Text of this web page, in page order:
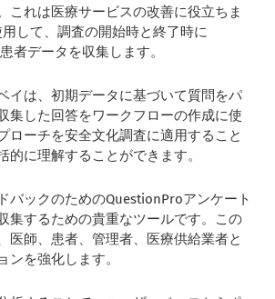
これは医療サービスの改善に役立ちま
して、調査の開始時と終了時に
者データを収集します。
イは、初期データに基づいて質問をパ
集した回答をワークフローの作成に使
ローチを安全文化調査に適用すること
的に理解することができます。
バックのためのQuestionProアンケート
集するための貴重なツールです。この
医師、患者、管理者、医療供給業者と
ンを強化します。